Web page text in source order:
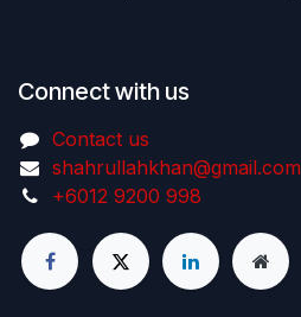
Connect with us
Contact us
shahrullahkhan@gmail.com
+6012 9200 998